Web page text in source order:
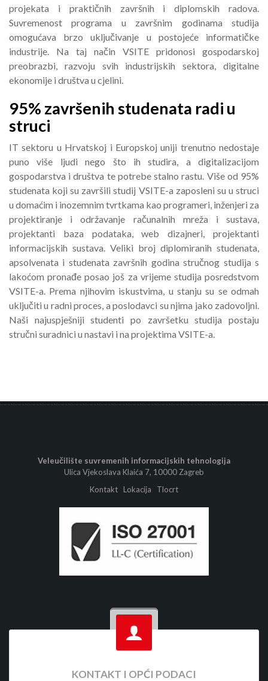
projekata i praktičnih završnih i diplomskih radova.
Suvremenost programa u završnim godinama studija
omogućava brzo uključivanje u postojeće informatičke
industrije. Na taj način VSITE pridonosi gospodarskoj
preobrazbi, razvoju svih industrijskih sektora, digitalne
ekonomije i društva u cjelini.
95% završenih studenata radi u
struci
IT sektoru u Hrvatskoj i Europskoj uniji trenutno nedostaje
puno više ljudi nego što ih studira, a digitalizacijom
gospodarstva i društva te potrebe stalno rastu. Više od 95%
studenata koji su završili studij VSITE-a zaposleni su u struci
u domaćim i inozemnim tvrtkama kao programeri, inženjeri za
projektiranje i održavanje računalnih mreža i sustava,
projektanti baza podataka, web dizajneri, projektanti
informacijskih sustava. Veliki broj diplomiranih studenata,
apsolvenata i studenata završnih godina stručnog studija s
lakoćom pronađe posao još za vrijeme studija posredstvom
VSITE-a. Prema njihovim iskustvima, u stanju su se odmah
uključiti u radni proces, a poslodavci su njima jako zadovoljni.
Naši najuspješniji studenti po završetku studija postaju
stručni suradnici u nastavi i na projektima VSITE-a.
Veleučilište suvremenih informacijskih tehnologija
Ulica Vjekoslava Klaića 7, 10000 Zagreb
Kontakt Lokacija Tlocrt
KONTAKT I OPĆI PODACI